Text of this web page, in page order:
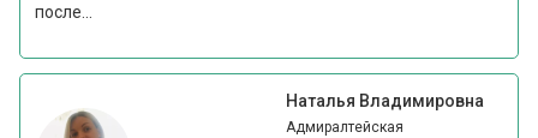
после...
Наталья Владимировна
Адмиралтейская